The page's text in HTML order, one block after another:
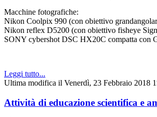
Macchine fotografiche:
Nikon Coolpix 990 (con obiettivo
Nikon reflex D5200 (con obiettivo fisheye
SONY cybershot DSC HX20C compatta con
Leggi tutto...
Ultima modifica il Venerdì, 23 Febbraio 2018
Attività di educazione scientifica e